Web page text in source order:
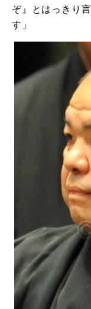
ぞ』とはっきり
す」